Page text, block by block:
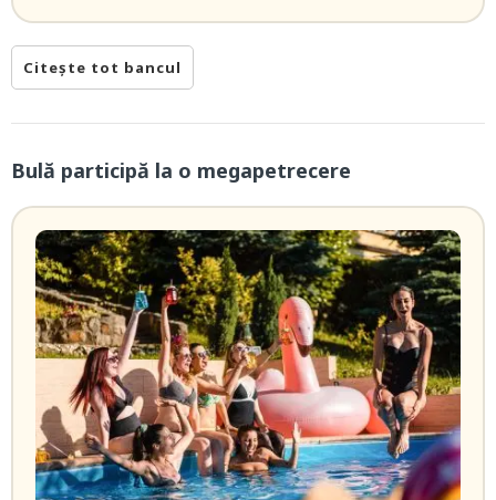
Citește tot bancul
Bulă participă la o megapetrecere